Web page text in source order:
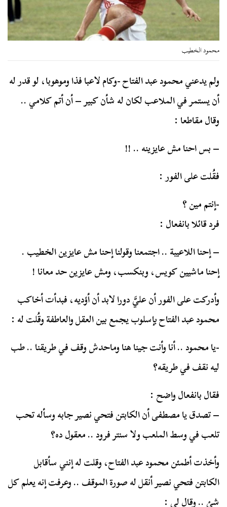
محمود الخطيب
ولم يدعني محمود عبد الفتاح -وكام لاعبا فذا وموهوبا، لو قدر له
أن يستمر في الملاعب لكان له شأن كبير – أن أتم كلامي ..
وقال مقاطعا :
– بس احنا مش عايزينه .. !!
فقُلت على الفور :
-إنتم مين ؟
فرد قائلا بانفعال :
– إحنا اللاعيبة .. اجتمعنا وقولنا إحنا مش عايزين الخطيب .
إحنا ماشيين كويس، وبنكسب، ومش عايزين حد معانا !
وأدركت على الفور أن عليَّ دورا لابد أن أؤديه، فبدأت أخاكب
محمود عبد الفتاح بإسلوب يجمع بين العقل والعاطفة وقُلت له :
-يا محمود .. أنا وأنت جينا هنا وماحدش وقف في طريقنا .. طب
ليه نقف في طريقه؟
فقال بانفعال واضح :
– تصدق يا مصطفى أن الكابتن فتحي نصير جابه وسأله تحب
تلعب في وسط الملعب ولا سنتر فرود .. معقول ده؟
وأخذت أطمئن محمود عبد الفتاح، وقلت له إنني سأقابل
الكابتن فتحي نصير أنقل له صورة الموقف .. وعرفت إنه يعلم كل
شئ .. وقال لي :